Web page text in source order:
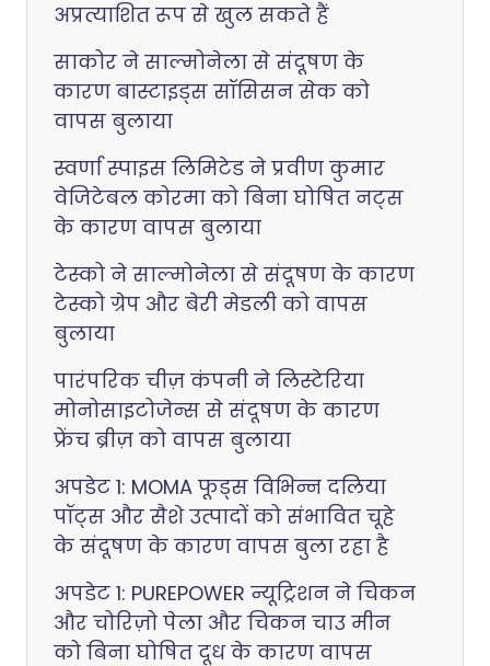
अप्रत्याशित रूप से खुल सकते हैं
साकोर ने साल्मोनेला से संदूषण के
कारण बास्टाइड्स सॉसिसन सेक को
वापस बुलाया
स्वर्णा स्पाइस लिमिटेड ने प्रवीण कुमार
वेजिटेबल कोरमा को बिना घोषित नट्स
के कारण वापस बुलाया
टेस्को ने साल्मोनेला से संदूषण के कारण
टेस्को ग्रेप और बेरी मेडली को वापस
बुलाया
पारंपरिक चीज़ कंपनी ने लिस्टेरिया
मोनोसाइटोजेन्स से संदूषण के कारण
फ्रेंच ब्रीज़ को वापस बुलाया
अपडेट 1: MOMA फूड्स विभिन्न दलिया
पॉट्स और सैशे उत्पादों को संभावित चूहे
के संदूषण के कारण वापस बुला रहा है
अपडेट 1: PUREPOWER न्यूट्रिशन ने चिकन
और चोरिज़ो पेला और चिकन चाउ मीन
को बिना घोषित दूध के कारण वापस